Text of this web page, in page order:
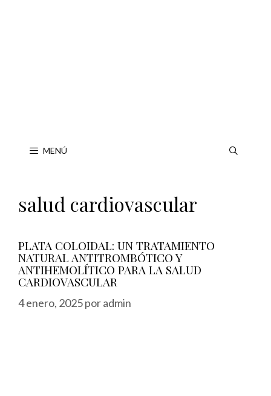
MENÚ
salud cardiovascular
PLATA COLOIDAL: UN TRATAMIENTO
NATURAL ANTITROMBÓTICO Y
ANTIHEMOLÍTICO PARA LA SALUD
CARDIOVASCULAR
4 enero, 2025poradmin